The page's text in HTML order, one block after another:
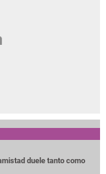
duele tanto como